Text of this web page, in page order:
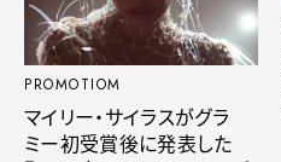
PROMOTIOM
マイリー・サイラスがグラ
ミー初受賞後に発表した